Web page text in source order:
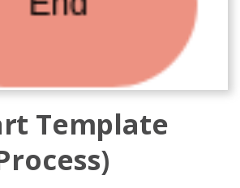
Template